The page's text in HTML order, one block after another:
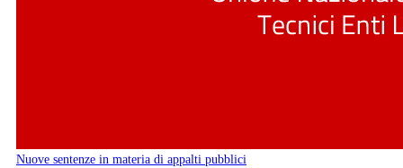
Nuove sentenze in materia di appalti pubblici